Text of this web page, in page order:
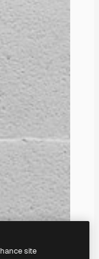
site